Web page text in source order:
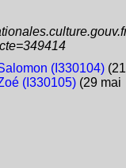
(I330104)(21
(I330105)(29 mai